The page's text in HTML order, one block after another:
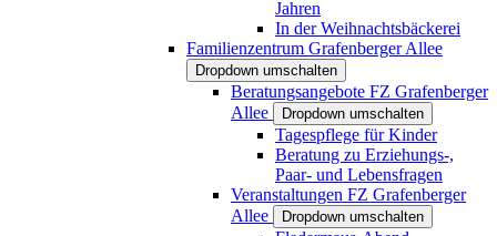
Jahren
In der Weihnachtsbäckerei
Familienzentrum Grafenberger Allee
Dropdown umschalten
Beratungsangebote FZ Grafenberger
Allee
Dropdown umschalten
Tagespflege für Kinder
Beratung zu Erziehungs-,
Paar- und Lebensfragen
Veranstaltungen FZ Grafenberger
Allee
Dropdown umschalten